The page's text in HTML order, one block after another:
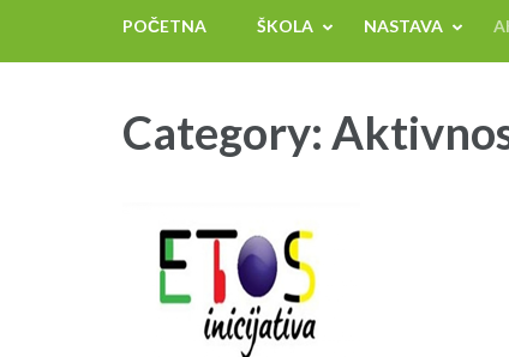
POČETNA ŠKOLA NASTAVA
Category: